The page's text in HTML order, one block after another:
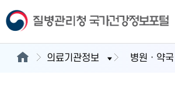
의료기관정보 병원ㆍ약국